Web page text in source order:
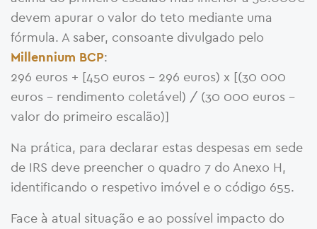
devem apurar o valor do teto mediante uma
fórmula. A saber, consoante divulgado pelo
Millennium BCP:
296 euros + [450 euros – 296 euros) x [(30 000
euros – rendimento coletável) / (30 000 euros –
valor do primeiro escalão)]
Na prática, para declarar estas despesas em sede
de IRS deve preencher o quadro 7 do Anexo H,
identificando o respetivo imóvel e o código 655.
Face à atual situação e ao possível impacto do